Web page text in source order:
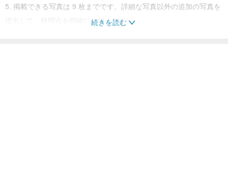
5. 掲載できる写真は 9 枚までです。詳細な写真以外の追加の写真を
提出して、疑問点を明確にしてください。
続きを読む